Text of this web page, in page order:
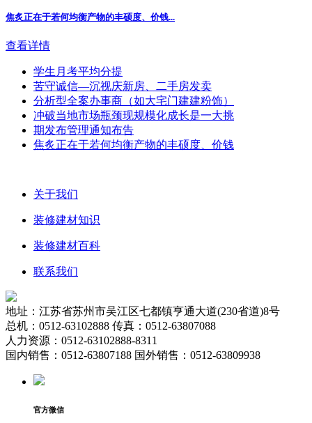
焦炙正在于若何均衡产物的丰硕度、价钱...
查看详情
学生月考平均分提
苦守诚信—沉视庆新房、二手房发卖
分析型全案办事商（如大宅门建建粉饰）
冲破当地市场瓶颈现规模化成长是一大挑
期发布管理通知布告
焦炙正在于若何均衡产物的丰硕度、价钱
关于我们
装修建材知识
装修建材百科
联系我们
地址：江苏省苏州市吴江区七都镇亨通大道(230省道)8号
总机：0512-63102888 传真：0512-63807088
人力资源：0512-63102888-8311
国内销售：0512-63807188 国外销售：0512-63809938
官方微信